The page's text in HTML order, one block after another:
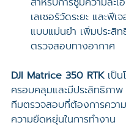
เลเซอร์วัดระยะ และฟีเ
แบบแม่นยำ เพิ่มประสิท
ตรวจสอบทางอากาศ
DJI Matrice 350 RTK เป็น
ครอบคลุมและมีประสิทธิภาพ
ทีมตรวจสอบที่ต้องการควา
ความยืดหยุ่นในการทำงาน